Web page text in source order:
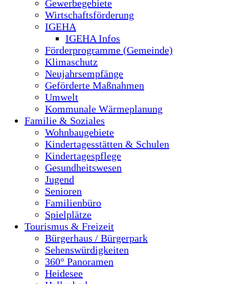
Gewerbegebiete
Wirtschaftsförderung
IGEHA
IGEHA Infos
Förderprogramme (Gemeinde)
Klimaschutz
Neujahrsempfänge
Geförderte Maßnahmen
Umwelt
Kommunale Wärmeplanung
Familie & Soziales
Wohnbaugebiete
Kindertagesstätten & Schulen
Kindertagespflege
Gesundheitswesen
Jugend
Senioren
Familienbüro
Spielplätze
Tourismus & Freizeit
Bürgerhaus / Bürgerpark
Sehenswürdigkeiten
360° Panoramen
Heidesee